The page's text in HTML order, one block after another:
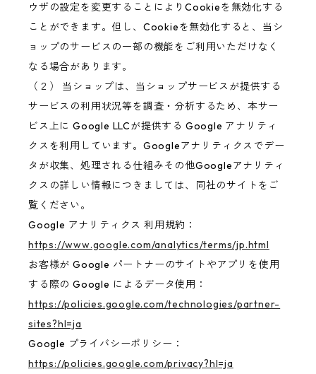
ウザの設定を変更することによりCookieを無効化する
ことができます。但し、Cookieを無効化すると、当シ
ョップのサービスの一部の機能をご利用いただけなく
なる場合があります。
（２） 当ショップは、当ショップサービスが提供する
サービスの利用状況等を調査・分析するため、本サー
ビス上に Google LLCが提供する Google アナリティ
クスを利用しています。Googleアナリティクスでデー
タが収集、処理される仕組みその他Googleアナリティ
クスの詳しい情報につきましては、同社のサイトをご
覧ください。
Google アナリティクス 利用規約：
https://www.google.com/analytics/terms/jp.html
お客様が Google パートナーのサイトやアプリを使用
する際の Google によるデータ使用：
https://policies.google.com/technologies/partner-
sites?hl=ja
Google プライバシーポリシー：
https://policies.google.com/privacy?hl=ja